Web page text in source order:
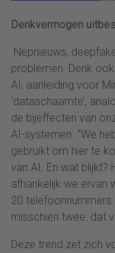
Denkvermogen
Nepnieuws,
problemen. Denk
AI, aanleiding voor
‘dataschaamte’,
de bijeffecten van
AI-systemen. “We
gebruikt om hier te
van AI. En wat blijkt?
afhankelijk we ervan
20 telefoonnummers
misschien twee: dat
Deze trend zet zich